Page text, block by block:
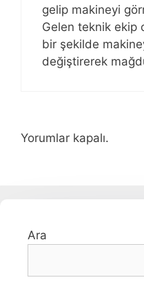
gelip makineyi
Gelen teknik ekip
bir şekilde
değiştirerek
Yorumlar kapalı.
Ara